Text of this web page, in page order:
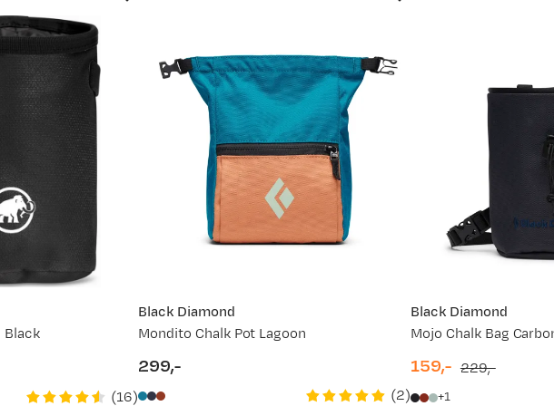
30. jun.
299,-
299,-
Black
(16)
Black Diamond
Mondito Chalk Pot Lagoon
299,-
(2)
Black Diamond
Mojo Chalk Bag
159,- 229,-
1